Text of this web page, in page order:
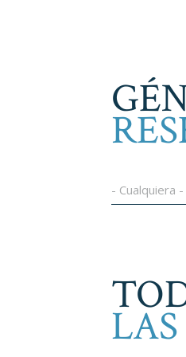
- Cualquiera -